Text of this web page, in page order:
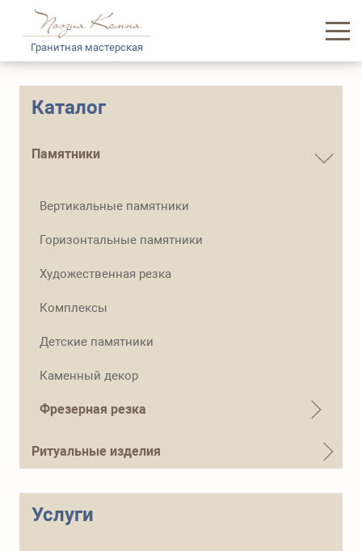
Гранитная мастерская
Доставка и логистика
+7 (915) 644-01-54
Каталог
Памятники
Вертикальные памятники
Горизонтальные памятники
Художественная резка
Комплексы
Детские памятники
Каменный декор
Фрезерная резка
Ритуальные изделия
Услуги